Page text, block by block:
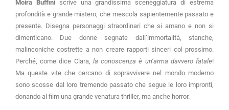
Moira Buffiniscrive una grandissima sceneggiatura di estrema
profondità e grande mistero, che mescola sapientemente passato e
presente. Disegna personaggi straordinari che si amano e non si
dimenticano. Due donne segnate dall’immortalità, stanche,
malinconiche costrette a non creare rapporti sinceri col prossimo.
Perché, come dice Clara, la conoscenza è un’arma davvero fatale!
Ma queste vite che cercano di sopravvivere nel mondo moderno
sono scosse dal loro tremendo passato che segue le loro impronti,
donando al film una grande venatura thriller, ma anche horror.